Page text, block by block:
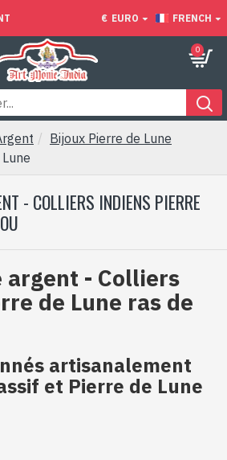
€ EURO FRENCH
0
Bijoux Pierre de Lune
- COLLIERS INDIENS PIERRE
argent - Colliers
de Lune ras de
artisanalement
et Pierre de Lune
pierre de lune naturelle